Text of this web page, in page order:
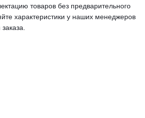
товаров без предварительного
характеристики у наших менеджеров